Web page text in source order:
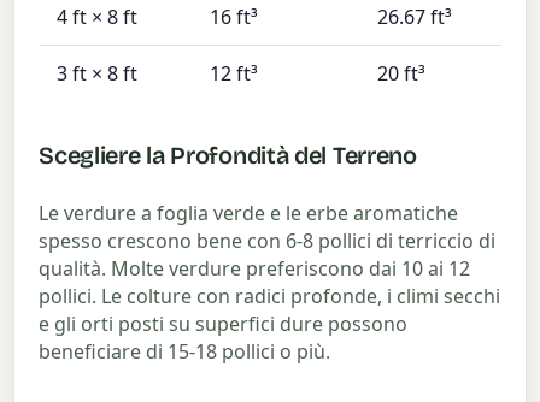
4 ft × 8 ft 16 ft³ 26.67 ft³
3 ft × 8 ft 12 ft³ 20 ft³
Scegliere la Profondità del Terreno
Le verdure a foglia verde e le erbe aromatiche
spesso crescono bene con 6-8 pollici di terriccio di
qualità. Molte verdure preferiscono dai 10 ai 12
pollici. Le colture con radici profonde, i climi secchi
e gli orti posti su superfici dure possono
beneficiare di 15-18 pollici o più.